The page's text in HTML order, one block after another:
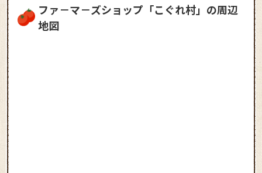
ファ－マ－ズショップ「こぐれ村」の周辺
地図